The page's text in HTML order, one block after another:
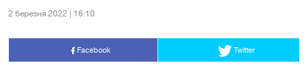
2 березня 2022 | 16:10
Facebook Twitter